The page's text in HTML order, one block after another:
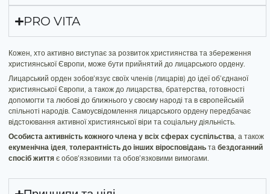
PRO VITA
Кожен, хто активно виступає за розвиток християнства та збереження
християнської Європи, може бути прийнятий до лицарського ордену.
Лицарський орден зобов’язує своїх членів (лицарів) до ідеї об’єднаної
християнської Європи, а також до лицарства, братерства, готовності
допомогти та любові до ближнього у своєму народі та в європейській
спільноті народів. Самоусвідомлення лицарського ордену передбачає
відстоювання активної християнської віри та соціальну діяльність.
Особиста активність кожного члена у всіх сферах суспільства, а також
екуменічна ідея,толерантність до інших віросповідань табездоганний
спосіб життя є обов’язковими та обов’язковими вимогами.